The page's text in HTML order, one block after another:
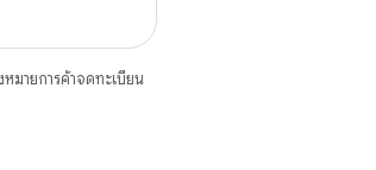
มายการค้าจดทะเบียน